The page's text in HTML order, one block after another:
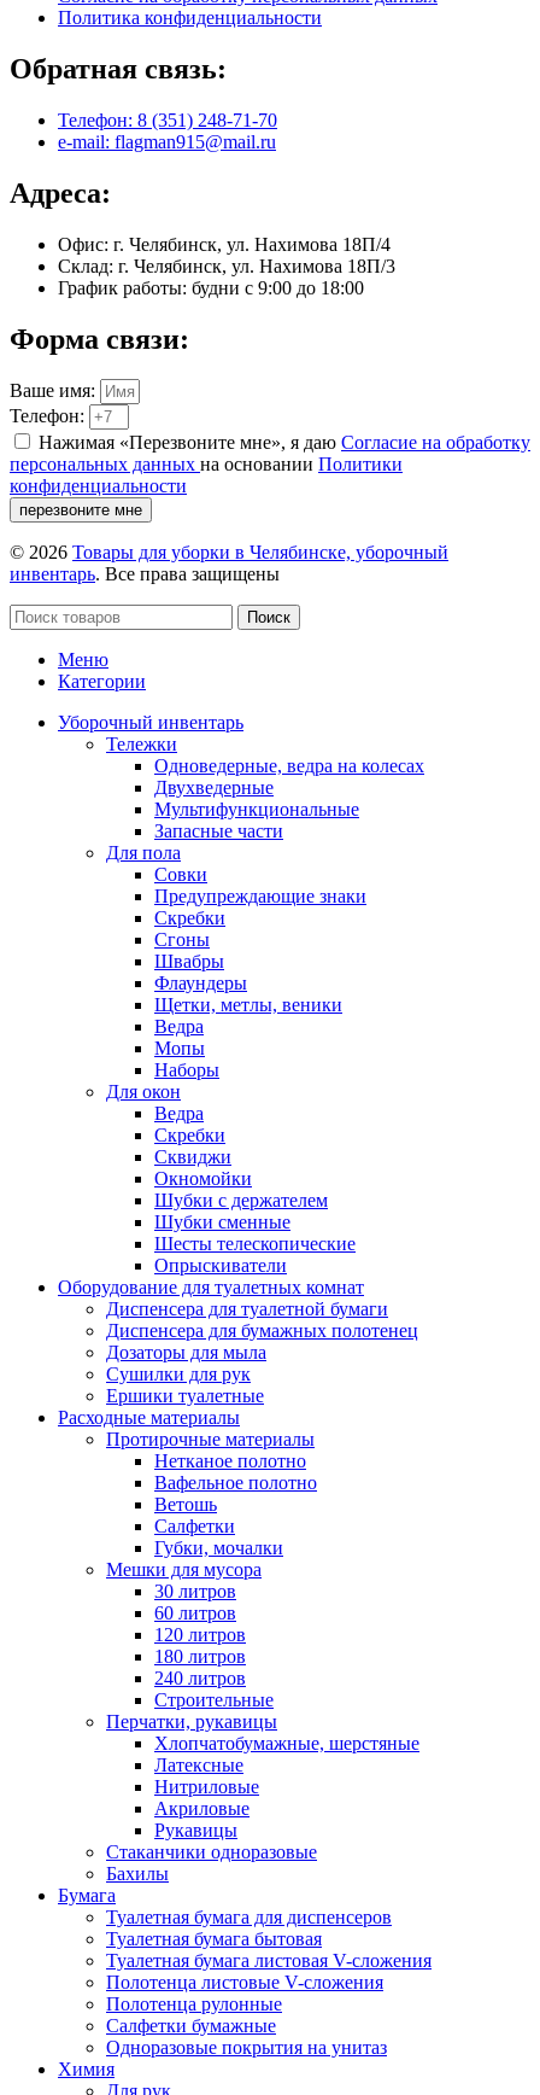
Политика конфиденциальности
Обратная связь:
Телефон: 8 (351) 248-71-70
e-mail: flagman915@mail.ru
Адреса:
Офис: г. Челябинск, ул. Нахимова 18П/4
Склад: г. Челябинск, ул. Нахимова 18П/3
График работы: будни с 9:00 до 18:00
Форма связи:
Ваше имя:
Телефон:
Нажимая «Перезвоните мне», я даю Согласие на обработку
персональных данных на основании Политики
конфиденциальности
перезвоните мне
© 2026 Товары для уборки в Челябинске, уборочный
инвентарь. Все права защищены
Поиск
Меню
Категории
Уборочный инвентарь
Тележки
Одноведерные, ведра на колесах
Двухведерные
Мультифункциональные
Запасные части
Для пола
Совки
Предупреждающие знаки
Скребки
Сгоны
Швабры
Флаундеры
Щетки, метлы, веники
Ведра
Мопы
Наборы
Для окон
Ведра
Скребки
Сквиджи
Окномойки
Шубки с держателем
Шубки сменные
Шесты телескопические
Опрыскиватели
Оборудование для туалетных комнат
Диспенсера для туалетной бумаги
Диспенсера для бумажных полотенец
Дозаторы для мыла
Сушилки для рук
Ершики туалетные
Расходные материалы
Протирочные материалы
Нетканое полотно
Вафельное полотно
Ветошь
Салфетки
Губки, мочалки
Мешки для мусора
30 литров
60 литров
120 литров
180 литров
240 литров
Строительные
Перчатки, рукавицы
Хлопчатобумажные, шерстяные
Латексные
Нитриловые
Акриловые
Рукавицы
Стаканчики одноразовые
Бахилы
Бумага
Туалетная бумага для диспенсеров
Туалетная бумага бытовая
Туалетная бумага листовая V-сложения
Полотенца листовые V-сложения
Полотенца рулонные
Салфетки бумажные
Одноразовые покрытия на унитаз
Химия